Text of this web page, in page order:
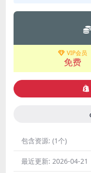
VIP会员
免费
包含资源: (1个)
最近更新: 2026-04-21